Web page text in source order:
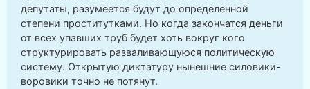
депутаты, разумеется будут до определенной
степени проститутками. Но когда закончатся деньги
от всех упавших труб будет хоть вокруг кого
структурировать разваливающуюся политическую
систему. Открытую диктатуру нынешние силовики-
воровики точно не потянут.